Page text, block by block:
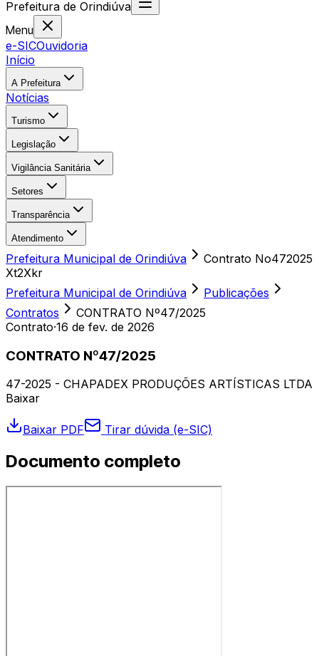
Prefeitura de Orindiúva
Menu
e-SICOuvidoria
Início
A Prefeitura
Notícias
Turismo
Legislação
Vigilância Sanitária
Setores
Transparência
Atendimento
Prefeitura Municipal de Orindiúva
Contrato No472025
Xt2Xkr
Prefeitura Municipal de Orindiúva
Publicações
Contratos
CONTRATO Nº47/2025
Contrato·16 de fev. de 2026
CONTRATO Nº47/2025
47-2025 - CHAPADEX PRODUÇÕES ARTÍSTICAS LTDA
Baixar
Baixar PDF Tirar dúvida (e-SIC)
Documento completo